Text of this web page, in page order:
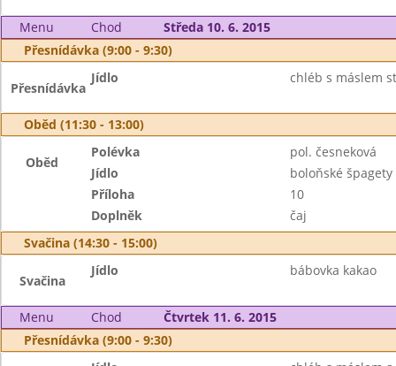
Menu Chod
Středa 10. 6. 2015
Přesnídávka (9:00 - 9:30)
Přesnídávka
Jídlo chléb s máslem
Oběd (11:30 - 13:00)
Oběd
Polévka
pol. česneková
Jídlo
boloňské
Příloha
10
Doplněk
čaj
Svačina (14:30 - 15:00)
Svačina
Jídlo bábovka kakao
Menu Chod
Čtvrtek 11. 6. 2015
Přesnídávka (9:00 - 9:30)